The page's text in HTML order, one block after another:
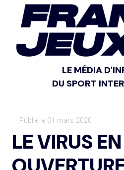
LE MÉDIA
DU SPORT
— Publié le 31 mars 2020
LE VIRUS EN